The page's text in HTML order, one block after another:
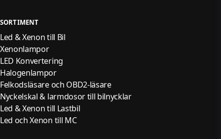
SORTIMENT
Led & Xenon till Bil
Xenonlampor
LED Konvertering
Halogenlampor
Felkodsläsare och OBD2-läsare
Nyckelskal & larmdosor till bilnycklar
Led & Xenon till Lastbil
Led och Xenon till MC